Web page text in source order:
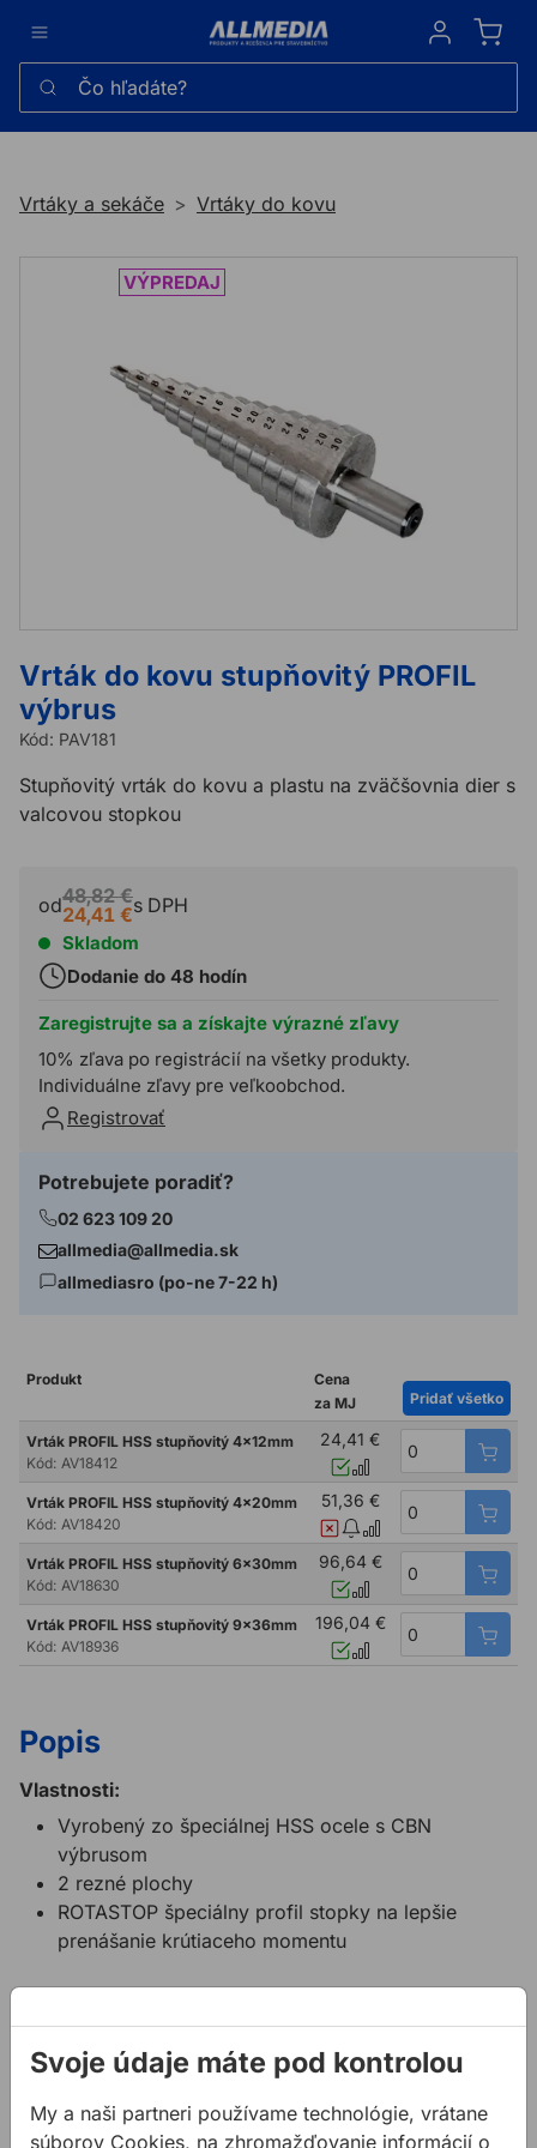
Sign in
Čo hľadáte?
Vrtáky a sekáče Vrtáky do kovu
Vrták do kovu stupňovitý PROFIL
výbrus
Kód: PAV181
Stupňovitý vrták do kovu a plastu na zväčšovnia dier s
valcovou stopkou
od48,82 €
24,41 €s DPH
Skladom
Dodanie do 48 hodín
Zaregistrujte sa a získajte výrazné zľavy
10% zľava po registrácií na všetky produkty.
Individuálne zľavy pre veľkoobchod.
Registrovať
Potrebujete poradiť?
02 623 109 20
allmedia@allmedia.sk
allmediasro (po-ne 7-22 h)
Produkt
Cena
za MJ
Pridať všetko
Vrták PROFIL HSS stupňovitý 4x12mm
Kód: AV18412
24,41 €
Vrták PROFIL HSS stupňovitý 4x20mm
Kód: AV18420
51,36 €
Vrták PROFIL HSS stupňovitý 6x30mm
Kód: AV18630
96,64 €
Vrták PROFIL HSS stupňovitý 9x36mm
Kód: AV18936
196,04 €
Popis
Vlastnosti:
Vyrobený zo špeciálnej HSS ocele s CBN
výbrusom
2 rezné plochy
ROTASTOP špeciálny profil stopky na lepšie
prenášanie krútiaceho momentu
Súvisiace články
Svoje údaje máte pod kontrolou
My a naši partneri používame technológie, vrátane
súborov Cookies, na zhromažďovanie informácií o